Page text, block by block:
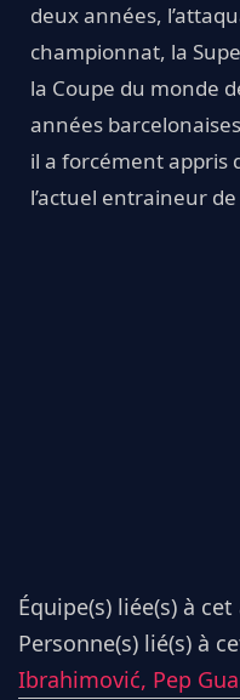
deux années,
championnat, la
la Coupe du monde
années
il a forcément appris
l’actuel entraineur de
Équipe(s) liée(s) à
Personne(s) lié(s) à
Ibrahimović, Pep